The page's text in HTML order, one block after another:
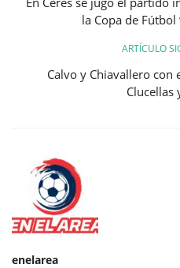
la Copa de
ARTÍCULO
Calvo y Chiavallero con
Clucellas
enelarea